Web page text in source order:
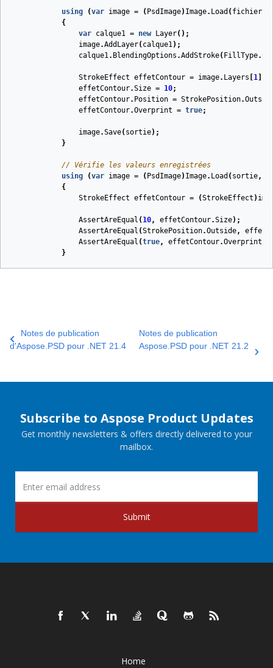
using (var image = ( PsdImage) Image. Load (
{
var calque1 = new Layer();
image.AddLayer( calque1);
calque1. BlendingOptions .AddStroke( FillType.
StrokeEffect effetContour = image. Layers 1
effetContour.Size = 10;
effetContour. Position = StrokePosition.
effetContour.Overprint = true;
image.Save( sortie);
}
// Vérifie les valeurs enregistrées
using
(var image = ( PsdImage) Image. Load ( sortie,
{
StrokeEffect effetContour = (StrokeEffect )
AssertAreEqual ( 10, effetContour.Size);
AssertAreEqual (StrokePosition.Outside,
AssertAreEqual (true, effetContour.Overprint
}
Notes de publication
d'Aspose.PSD pour .NET 21.4
Notes de publication
Aspose.PSD pour .NET 21.2
Subscribe to Aspose Product Updates
Get monthly newsletters & offers directly delivered to your
mailbox.
Submit
Home